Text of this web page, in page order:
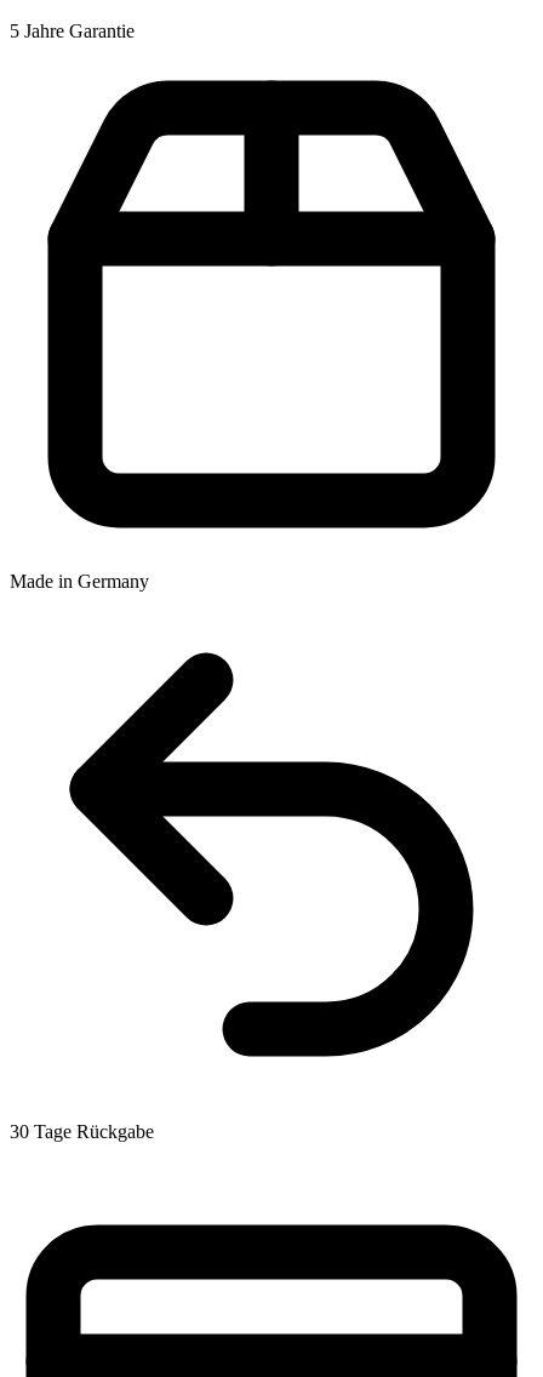
5 Jahre Garantie
Made in Germany
30 Tage Rückgabe